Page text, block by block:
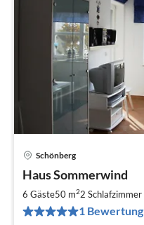
Schönberg
Haus Sommerwind
6 Gäste50 m22 Schlafzimmer
1 Bewertung